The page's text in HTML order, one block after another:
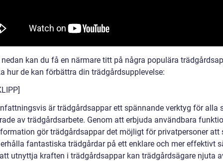
kan du få en närmare titt på några populära
hur de kan förbättra din trädgårdsupplevelse:
är trädgårdsappar ett spännande verktyg för alla
av trädgårdsarbete. Genom att erbjuda användbara
gör trädgårdsappar det möjligt för privatpersoner att
fantastiska trädgårdar på ett enklare och mer effektivt
utnyttja kraften i trädgårdsappar kan trädgårdsägare njuta